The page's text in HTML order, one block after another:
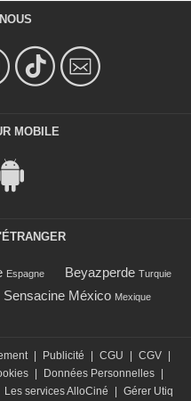
MOBILE
Espagne Beyazperde Turquie
Sensacine México Mexique
| Publicité | CGU | CGV |
| Données Personnelles |
Les services AlloCiné | Gérer Utiq